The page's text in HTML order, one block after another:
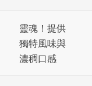
靈魂！提供
獨特風味與
濃稠口感